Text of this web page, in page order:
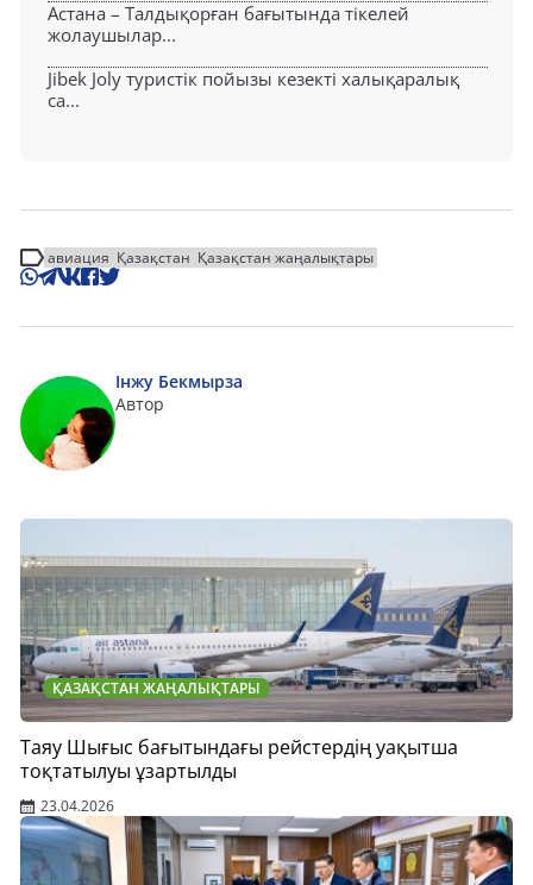
Астана – Талдықорған бағытында тікелей
жолаушылар...
Jibek Joly туристік пойызы кезекті халықаралық
са...
авиация Қазақстан Қазақстан жаңалықтары
Інжу Бекмырза
Автор
ҚАЗАҚСТАН ЖАҢАЛЫҚТАРЫ
Таяу Шығыс бағытындағы рейстердің уақытша
тоқтатылуы ұзартылды
23.04.2026